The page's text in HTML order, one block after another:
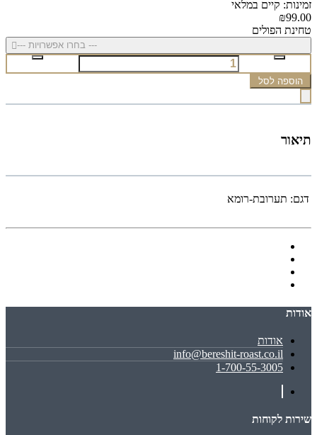
זמינות: קיים במלאי
₪99.00
טחינת הפולים
--- בחרו אפשרויות ---
הוספה לסל
תיאור
דגם: תערובת-רומא
אודות
אודות
info@bereshit-roast.co.il
1-700-55-3005
שירות לקוחות